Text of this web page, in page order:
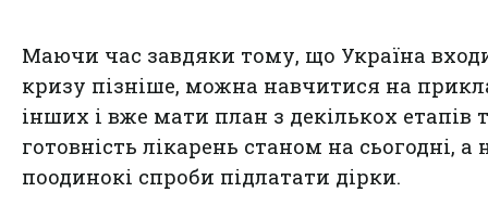
Маючи час завдяки тому, що Україна
кризу пізніше, можна навчитися на
інших і вже мати план з декількох етапів
готовність лікарень станом на сьогодні, а
поодинокі спроби підлатати дірки.